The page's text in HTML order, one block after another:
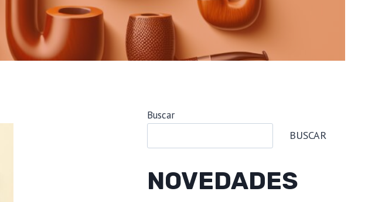
Buscar
BUSCAR
NOVEDADES